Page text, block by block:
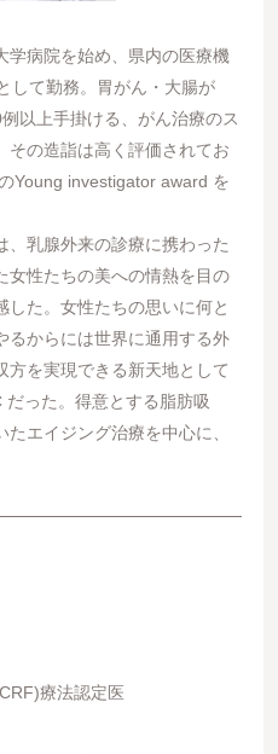
学病院を始め、県内の医療機
して勤務。胃がん・大腸が
以上手掛ける、がん治療のス
その造詣は高く評価されてお
Young investigator award を
、乳腺外来の診療に携わった
女性たちの美への情熱を目の
した。女性たちの思いに何と
るからには世界に通用する外
方を実現できる新天地として
った。得意とする脂肪吸
エイジング治療を中心に、
療法認定医